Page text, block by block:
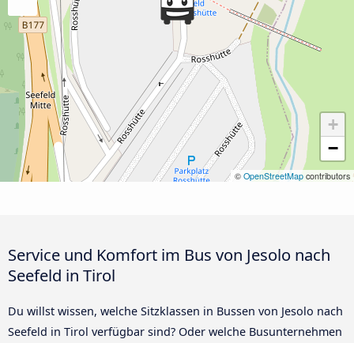
+
−
© OpenStreetMap contributors
Service und Komfort im Bus von Jesolo nach
Seefeld in Tirol
Du willst wissen, welche Sitzklassen in Bussen von Jesolo nach
Seefeld in Tirol verfügbar sind? Oder welche Busunternehmen